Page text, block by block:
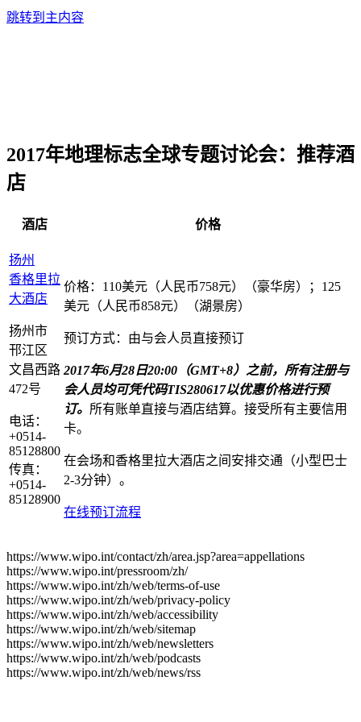
跳转到主内容
2017年地理标志全球专题讨论会：推荐酒
店
酒店 价格
扬州
香格里拉
大酒店
扬州市
邗江区
文昌西路
472号
电话：
+0514-
85128800
传真：
+0514-
85128900
价格：110美元（人民币758元）（豪华房）； 125
美元（人民币858元）（湖景房）
预订方式：由与会人员直接预订
2017年6月28日20:00 （GMT+8）之前，所有注册与
会人员均可凭代码TIS280617以优惠价格进行预
订。 所有账单直接与酒店结算。接受所有主要信用
卡。
在会场和香格里拉大酒店之间安排交通（小型巴士
2-3分钟）。
在线预订流程
https://www.wipo.int/contact/zh/area.jsp?area=appellations
https://www.wipo.int/pressroom/zh/
https://www.wipo.int/zh/web/terms-of-use
https://www.wipo.int/zh/web/privacy-policy
https://www.wipo.int/zh/web/accessibility
https://www.wipo.int/zh/web/sitemap
https://www.wipo.int/zh/web/newsletters
https://www.wipo.int/zh/web/podcasts
https://www.wipo.int/zh/web/news/rss